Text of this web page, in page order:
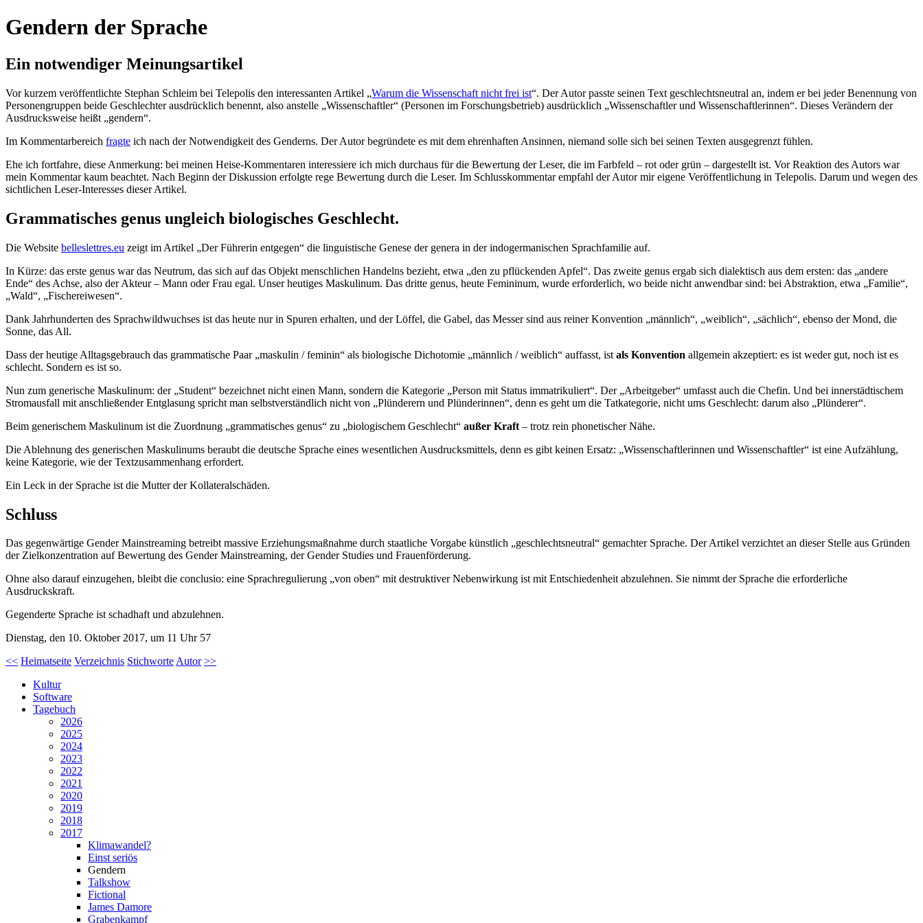
Gendern der Sprache
Ein notwendiger Meinungsartikel
Vor kurzem veröffentlichte Stephan Schleim bei Telepolis den interessanten Artikel „Warum die Wissenschaft nicht frei ist“. Der Autor passte seinen Text geschlechtsneutral an, indem er bei jeder Benennung von
Personengruppen beide Geschlechter ausdrücklich benennt, also anstelle „Wissenschaftler“ (Personen im Forschungsbetrieb) ausdrücklich „Wissenschaftler und Wissenschaftlerinnen“. Dieses Verändern der
Ausdrucksweise heißt „gendern“.
Im Kommentarbereich fragte ich nach der Notwendigkeit des Genderns. Der Autor begründete es mit dem ehrenhaften Ansinnen, niemand solle sich bei seinen Texten ausgegrenzt fühlen.
Ehe ich fortfahre, diese Anmerkung: bei meinen Heise-Kommentaren interessiere ich mich durchaus für die Bewertung der Leser, die im Farbfeld – rot oder grün – dargestellt ist. Vor Reaktion des Autors war
mein Kommentar kaum beachtet. Nach Beginn der Diskussion erfolgte rege Bewertung durch die Leser. Im Schlusskommentar empfahl der Autor mir eigene Veröffentlichung in Telepolis. Darum und wegen des
sichtlichen Leser-Interesses dieser Artikel.
Grammatisches genus ungleich biologisches Geschlecht.
Die Website belleslettres.eu zeigt im Artikel „Der Führerin entgegen“ die linguistische Genese der genera in der indogermanischen Sprachfamilie auf.
In Kürze: das erste genus war das Neutrum, das sich auf das Objekt menschlichen Handelns bezieht, etwa „den zu pflückenden Apfel“. Das zweite genus ergab sich dialektisch aus dem ersten: das „andere
Ende“ des Achse, also der Akteur – Mann oder Frau egal. Unser heutiges Maskulinum. Das dritte genus, heute Femininum, wurde erforderlich, wo beide nicht anwendbar sind: bei Abstraktion, etwa „Familie“,
„Wald“, „Fischereiwesen“.
Dank Jahrhunderten des Sprachwildwuchses ist das heute nur in Spuren erhalten, und der Löffel, die Gabel, das Messer sind aus reiner Konvention „männlich“, „weiblich“, „sächlich“, ebenso der Mond, die
Sonne, das All.
Dass der heutige Alltagsgebrauch das grammatische Paar „maskulin / feminin“ als biologische Dichotomie „männlich / weiblich“ auffasst, ist als Konvention allgemein akzeptiert: es ist weder gut, noch ist es
schlecht. Sondern es ist so.
Nun zum generische Maskulinum: der „Student“ bezeichnet nicht einen Mann, sondern die Kategorie „Person mit Status immatrikuliert“. Der „Arbeitgeber“ umfasst auch die Chefin. Und bei innerstädtischem
Stromausfall mit anschließender Entglasung spricht man selbstverständlich nicht von „Plünderern und Plünderinnen“, denn es geht um die Tatkategorie, nicht ums Geschlecht: darum also „Plünderer“.
Beim generischem Maskulinum ist die Zuordnung „grammatisches genus“ zu „biologischem Geschlecht“ außer Kraft – trotz rein phonetischer Nähe.
Die Ablehnung des generischen Maskulinums beraubt die deutsche Sprache eines wesentlichen Ausdrucksmittels, denn es gibt keinen Ersatz: „Wissenschaftlerinnen und Wissenschaftler“ ist eine Aufzählung,
keine Kategorie, wie der Textzusammenhang erfordert.
Ein Leck in der Sprache ist die Mutter der Kollateralschäden.
Schluss
Das gegenwärtige Gender Mainstreaming betreibt massive Erziehungsmaßnahme durch staatliche Vorgabe künstlich „geschlechtsneutral“ gemachter Sprache. Der Artikel verzichtet an dieser Stelle aus Gründen
der Zielkonzentration auf Bewertung des Gender Mainstreaming, der Gender Studies und Frauenförderung.
Ohne also darauf einzugehen, bleibt die conclusio: eine Sprachregulierung „von oben“ mit destruktiver Nebenwirkung ist mit Entschiedenheit abzulehnen. Sie nimmt der Sprache die erforderliche
Ausdruckskraft.
Gegenderte Sprache ist schadhaft und abzulehnen.
Dienstag, den 10. Oktober 2017, um 11 Uhr 57
<< Heimatseite Verzeichnis StichworteAutor >>
Kultur
Software
Tagebuch
2026
2025
2024
2023
2022
2021
2020
2019
2018
2017
Klimawandel?
Einst seriös
Gendern
Talkshow
Fictional
James Damore
Grabenkampf